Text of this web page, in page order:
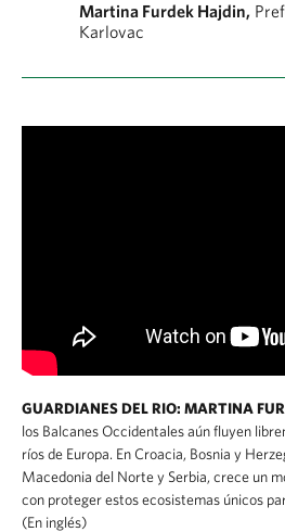
Martina Furdek Hajdin,
Karlovac
GUARDIANES DEL RIO: MARTINA
los Balcanes Occidentales aún fluyen
ríos de Europa. En Croacia, Bosnia y
Macedonia del Norte y Serbia, crece un
con proteger estos ecosistemas únicos
(En inglés)